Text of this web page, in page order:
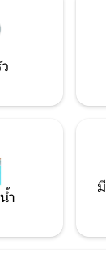
ทางเป็นกลุ่ม การรว
กการทำงาน และ
ำ